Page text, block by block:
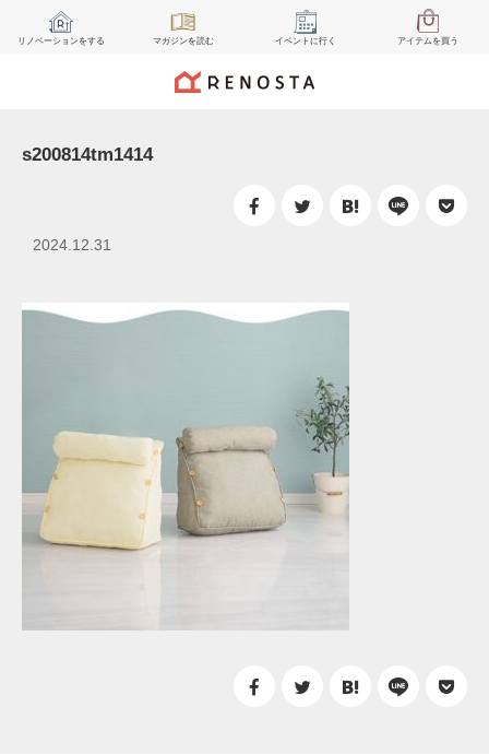
リノベーションをする マガジンを読む イベント に行く アイテムを買う
s200814tm1414
2024.12.31